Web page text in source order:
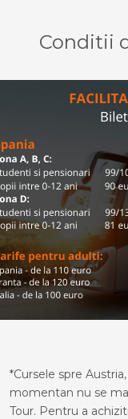
Conditii
*Cursele spre
momentan nu se
Tour. Pentru a